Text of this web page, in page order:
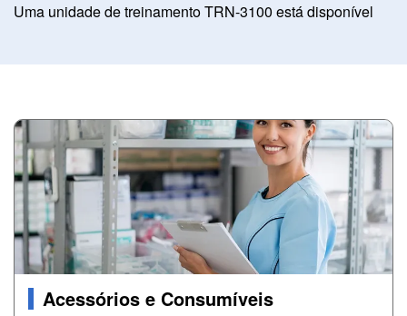
Uma unidade de treinamento TRN-3100 está disponível
Image
Acessórios e Consumíveis